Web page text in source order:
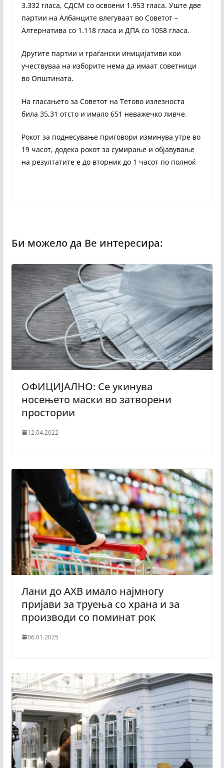
3.332 гласа, СДСМ со освоени 1.953 гласа. Уште две
партии на Албанците влегуваат во Советот –
Алтернатива со 1.118 гласа и ДПА со 1058 гласа.
Другите партии и граѓански иницијативи кои
учествуваа на изборите нема да имаат советници
во Општината.
На гласањето за Советот на Тетово излезноста
била 35,31 отсто и имало 651 неважечко ливче.
Рокот за поднесување приговори изминува утре во
19 часот, додека рокот за сумирање и објавување
на резултатите е до вторник до 1 часот по полноќ
ОФИЦИЈАЛНО: Се укинува
носењето маски во затворени
простории
12.04.2022
Лани до АХВ имало најмногу
пријави за труења со храна и за
производи со поминат рок
06.01.2025